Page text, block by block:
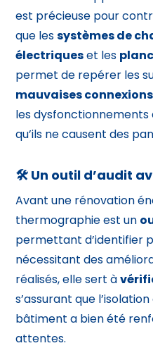
est précieuse pour
que lessystèmes de
électriqueset les
permet de repérer les
mauvaises
les
qu’ils ne causent des
🛠️ Un outil d’audit
Avant une rénovation
thermographie est un
permettant d’identifier
nécessitant des
réalisés, elle sert à
s’assurant que
bâtiment a bien été
attentes.